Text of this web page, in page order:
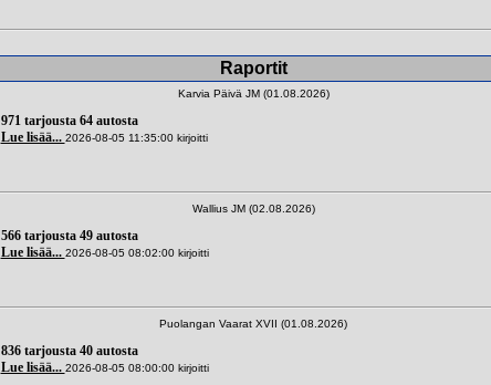
Raportit
Karvia Päivä JM (01.08.2026)
971 tarjousta 64 autosta
Lue lisää... 2026-08-05 11:35:00 kirjoitti
Wallius JM (02.08.2026)
566 tarjousta 49 autosta
Lue lisää... 2026-08-05 08:02:00 kirjoitti
Puolangan Vaarat XVII (01.08.2026)
836 tarjousta 40 autosta
Lue lisää... 2026-08-05 08:00:00 kirjoitti